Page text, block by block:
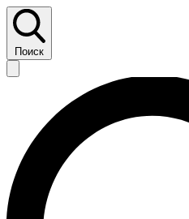
Поиск